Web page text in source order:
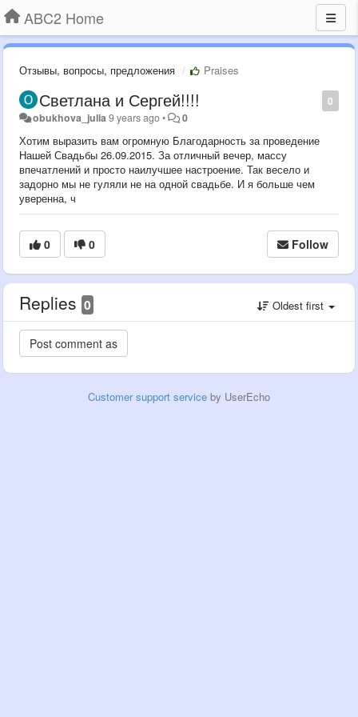
ABC2 Home
Отзывы, вопросы, предложения Praises
0
Светлана и Сергей!!!!
obukhova_julia9 years ago• 0
Хотим выразить вам огромную Благодарность за проведение
Нашей Свадьбы 26.09.2015. За отличный вечер, массу
впечатлений и просто наилучшее настроение. Так весело и
задорно мы не гуляли не на одной свадьбе. И я больше чем
уверенна, ч
0 0 Follow
Replies 0 Oldest first
Customer support service by UserEcho